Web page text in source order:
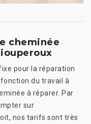
cheminée
pour la réparation
du travail à
à réparer. Par
sur
nos tarifs sont très